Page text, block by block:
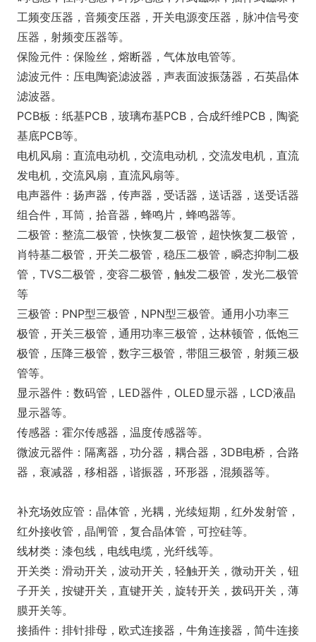
工频变压器，音频变压器，开关电源变压器，脉冲信号变
压器，射频变压器等。
保险元件：保险丝，熔断器，气体放电管等。
滤波元件：压电陶瓷滤波器，声表面波振荡器，石英晶体
滤波器。
PCB板：纸基PCB，玻璃布基PCB，合成纤维PCB，陶瓷
基底PCB等。
电机风扇：直流电动机，交流电动机，交流发电机，直流
发电机，交流风扇，直流风扇等。
电声器件：扬声器，传声器，受话器，送话器，送受话器
组合件，耳筒，拾音器，蜂鸣片，蜂鸣器等。
二极管：整流二极管，快恢复二极管，超快恢复二极管，
肖特基二极管，开关二极管，稳压二极管，瞬态抑制二极
管，TVS二极管，变容二极管，触发二极管，发光二极管
等
三极管：PNP型三极管，NPN型三极管。通用小功率三
极管，开关三极管，通用功率三极管，达林顿管，低饱三
极管，压降三极管，数字三极管，带阻三极管，射频三极
管等。
显示器件：数码管，LED器件，OLED显示器，LCD液晶
显示器等。
传感器：霍尔传感器，温度传感器等。
微波元器件：隔离器，功分器，耦合器，3DB电桥，合路
器，衰减器，移相器，谐振器，环形器，混频器等。
补充场效应管：晶体管，光耦，光续短期，红外发射管，
红外接收管，晶闸管，复合晶体管，可控硅等。
线材类：漆包线，电线电缆，光纤线等。
开关类：滑动开关，波动开关，轻触开关，微动开关，钮
子开关，按键开关，直键开关，旋转开关，拨码开关，薄
膜开关等。
接插件：排针排母，欧式连接器，牛角连接器，简牛连接